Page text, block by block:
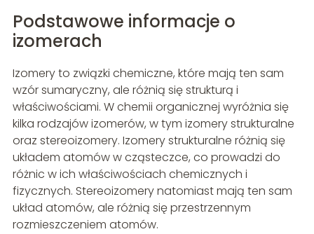
Podstawowe informacje o
izomerach
Izomery to związki chemiczne, które mają ten sam
wzór sumaryczny, ale różnią się strukturą i
właściwościami. W chemii organicznej wyróżnia się
kilka rodzajów izomerów, w tym izomery strukturalne
oraz stereoizomery. Izomery strukturalne różnią się
układem atomów w cząsteczce, co prowadzi do
różnic w ich właściwościach chemicznych i
fizycznych. Stereoizomery natomiast mają ten sam
układ atomów, ale różnią się przestrzennym
rozmieszczeniem atomów.